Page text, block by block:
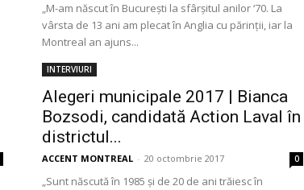
„M-am născut în București la sfârșitul anilor ‘70. La
vârsta de 13 ani am plecat în Anglia cu părinții, iar la
Montreal an ajuns...
INTERVIURI
Alegeri municipale 2017 | Bianca
Bozsodi, candidată Action Laval în
districtul...
ACCENT MONTREAL - 20 octombrie 2017 0
„Sunt născută în 1985 și de 20 de ani trăiesc în